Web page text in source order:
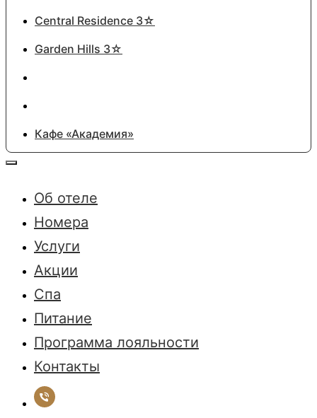
Central Residence 3☆
Garden Hills 3☆
Кафе «Академия»
Об отеле
Номера
Услуги
Акции
Спа
Питание
Программа лояльности
Контакты